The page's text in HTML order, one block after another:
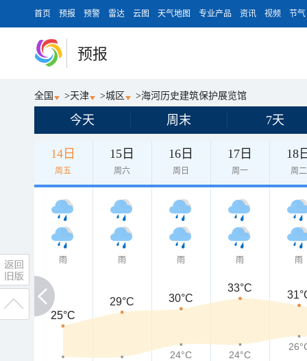
首页 预报 预警 雷达 云图 天气地图 专业产品 资讯 视频 节气
预报
全国 >天津 >城区 >海河历史建筑保护展览馆
今天 周末 7天
14日
周五
15日
周六
16日
周日
17日
周一
18
周二
雨 雨 雨 雨 雨
25°C
25°C
29°C 30°C
33°C
24°C 24°C